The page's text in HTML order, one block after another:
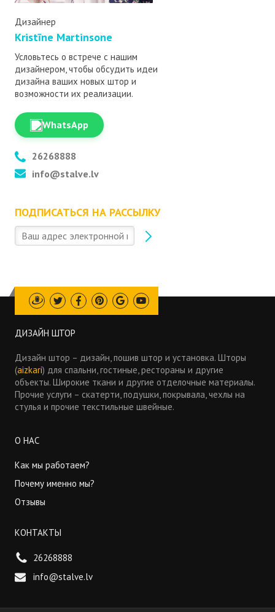
Дизайнер
Kristīne Martinsone
Условьтесь о встрече с нашим
дизайнером, чтобы обсудить идеи
дизайна ваших новых штор и
возможности их реализации.
WhatsApp
26268888
info@stalve.lv
ПОДПИСАТЬСЯ НА РАССЫЛКУ
Draugiem
TwitterFacebookPinterest
GoogleYoutube
ДИЗАЙН ШТОР
Дизайн штор – дизайн, пошив штор и установка. Шторы
(aizkari) для спальни, гостиные, рестораны и другие
объекты. Широкие ткани и другие отделочные материалы.
Прочие услуги – скатерти, подушки, покрывала, чехлы на
стулья и прочие текстильные швейные.
О НАС
Как мы работаем?
Почему именно мы?
Отзывы
КОНТАКТЫ
26268888
info@stalve.lv